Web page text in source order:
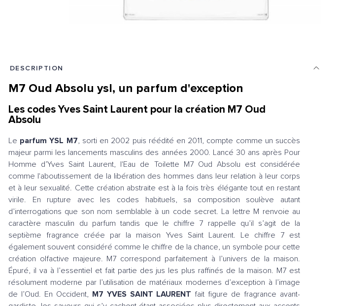
DESCRIPTION
M7 Oud Absolu ysl, un parfum d'exception
Les codes Yves Saint Laurent pour la création M7 Oud
Absolu
Le parfum YSL M7, sorti en 2002 puis réédité en 2011, compte comme un succès
majeur parmi les lancements masculins des années 2000. Lancé 30 ans après Pour
Homme d’Yves Saint Laurent, l'Eau de Toilette M7 Oud Absolu est considérée
comme l'aboutissement de la libération des hommes dans leur relation à leur corps
et à leur sexualité. Cette création abstraite est à la fois très élégante tout en restant
virile. En rupture avec les codes habituels, sa composition soulève autant
d’interrogations que son nom semblable à un code secret. La lettre M renvoie au
caractère masculin du parfum tandis que le chiffre 7 rappelle qu’il s’agit de la
septième fragrance créée par la maison Yves Saint Laurent. Le chiffre 7 est
également souvent considéré comme le chiffre de la chance, un symbole pour cette
création olfactive majeure. M7 correspond parfaitement à l’univers de la maison.
Épuré, il va à l’essentiel et fait partie des jus les plus raffinés de la maison. M7 est
résolument moderne par l’utilisation de matériaux modernes d’exception à l’image
de l’Oud. En Occident, M7 YVES SAINT LAURENT fait figure de fragrance avant-